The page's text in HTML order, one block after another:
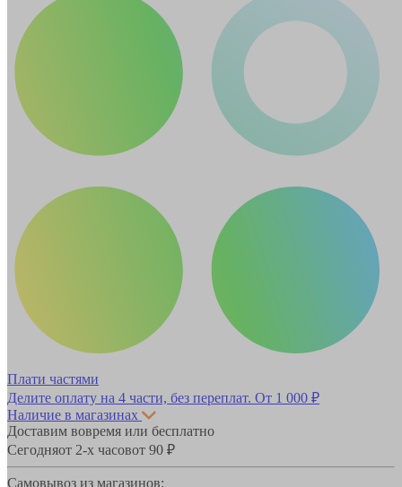
Плати частями
Делите оплату на 4 части, без переплат. От 1 000 ₽
Наличие в магазинах
Доставим вовремя или бесплатно
Сегодняот 2-х часовот 90 ₽
Самовывоз из магазинов: